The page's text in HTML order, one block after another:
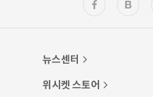
뉴스센터
위시켓 스토어